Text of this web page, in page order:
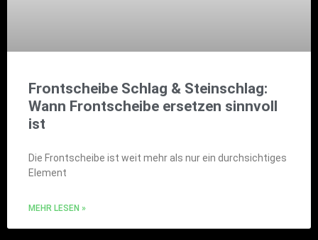
Frontscheibe Schlag & Steinschlag:
Wann Frontscheibe ersetzen sinnvoll
ist
Die Frontscheibe ist weit mehr als nur ein durchsichtiges
Element
MEHR LESEN »